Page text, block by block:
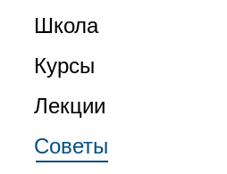
Школа
Курсы
Лекции
Советы